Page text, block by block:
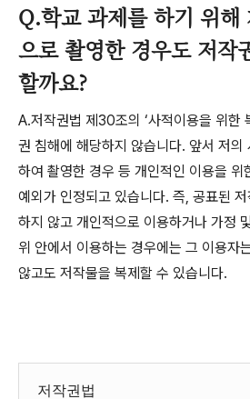
Q.학교 과제를 하기 위해
으로 촬영한 경우도 저작
할까요?
A.저작권법 제 30조의 ‘사적이용을 위한
권 침해에 해당하지 않습니다. 앞서 저의
하여 촬영한 경우 등 개인적인 이용을 위
예외가 인정되고 있습니다. 즉, 공표된
하지 않고 개인적으로 이용하거나 가정
위 안에서 이용하는 경우에는 그 이용자
않고도 저작물을 복제할 수 있습니다.
저작권법